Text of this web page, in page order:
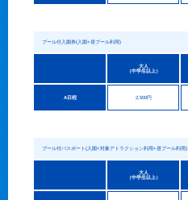
プール付入園券(入園+昼プール利用)
大人
（中学生以上）
A日程 2,500円
プール付パスポート(入園+対象アトラクション利用+昼プール利用)
大人
（中学生以上）